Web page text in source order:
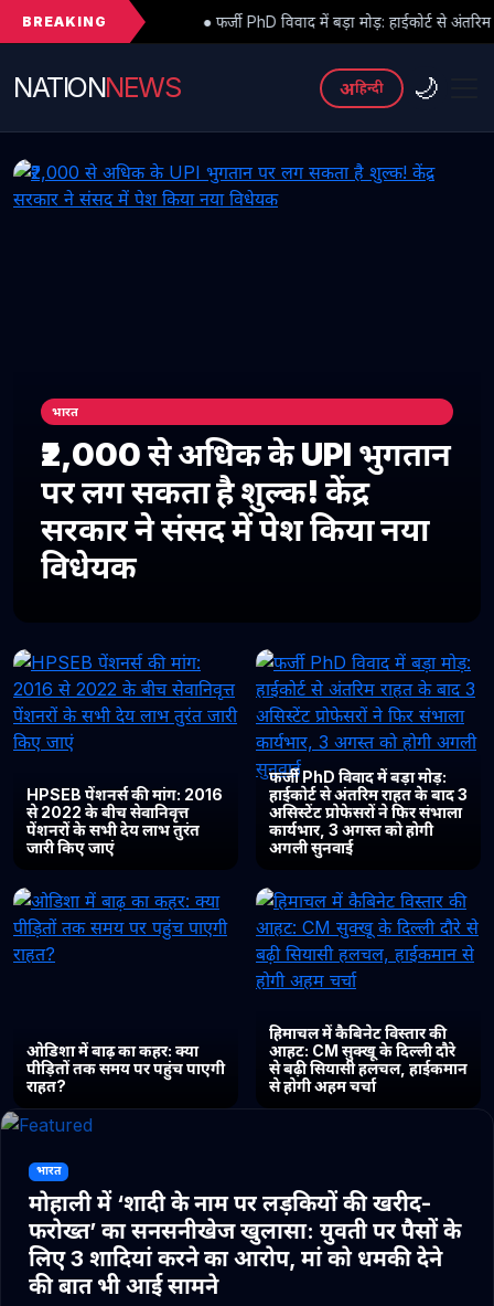
BREAKING
● फर्जी PhD विवाद में बड़ा मोड़: हाईकोर्ट से अंतरिम राहत के बाद 3 असिस्टेंट
NATIONNEWS अहिन्दी 🌙
भारत
₹2,000 से अधिक के UPI भुगतान
पर लग सकता है शुल्क! केंद्र
सरकार ने संसद में पेश किया नया
विधेयक
HPSEB पेंशनर्स की मांग: 2016
से 2022 के बीच सेवानिवृत्त
पेंशनरों के सभी देय लाभ तुरंत
जारी किए जाएं
फर्जी PhD विवाद में बड़ा मोड़:
हाईकोर्ट से अंतरिम राहत के बाद 3
असिस्टेंट प्रोफेसरों ने फिर संभाला
कार्यभार, 3 अगस्त को होगी
अगली सुनवाई
ओडिशा में बाढ़ का कहर: क्या
पीड़ितों तक समय पर पहुंच पाएगी
राहत?
हिमाचल में कैबिनेट विस्तार की
आहट: CM सुक्खू के दिल्ली दौरे
से बढ़ी सियासी हलचल, हाईकमान
से होगी अहम चर्चा
भारत
मोहाली में ‘शादी के नाम पर लड़कियों की खरीद-
फरोख्त’ का सनसनीखेज खुलासा: युवती पर पैसों के
लिए 3 शादियां करने का आरोप, मां को धमकी देने
की बात भी आई सामने